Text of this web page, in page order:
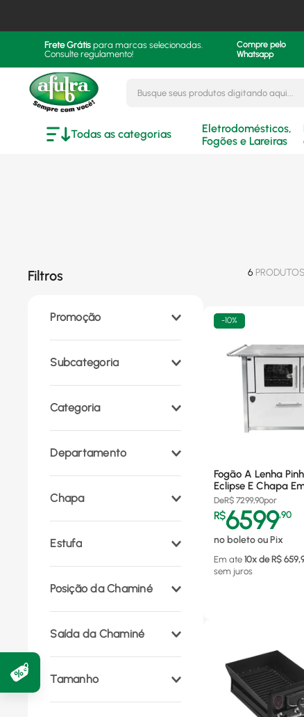
Frete Grátis para marcas selecionadas.
Consulte regulamento!
Compre pelo
Whatsapp
Todas as categorias
Eletrodomésticos,
Fogões e Lareiras
Filtros
Promoção
Subcategoria
Peças e Acessórios
Categoria
Lareiras, Calefatores
6)
Departamento
Chapa
Ferro Fundido
Estufa
Posição da Chaminé
Direita (1)
Saída da Chaminé
Esquerda
Tamanho
6 PRODUTOS
-10%
Fogão A Lenha
Eclipse E Chapa
Branco - Saída
DeR$ 7299,90por
R$6599,90
no boleto ou Pix
Em ate 10x de R$
sem juros